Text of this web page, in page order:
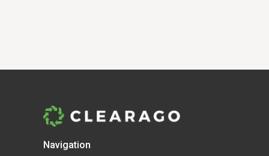
Navigation